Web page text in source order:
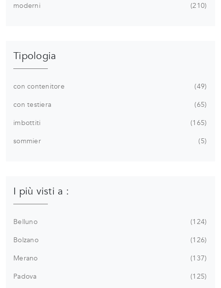
moderni
210
Tipologia
con contenitore
49
con testiera
65
imbottiti
165
sommier
5
I più visti a :
Belluno
124
Bolzano
126
Merano
137
Padova
125